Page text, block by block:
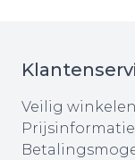
Veilig winkelen